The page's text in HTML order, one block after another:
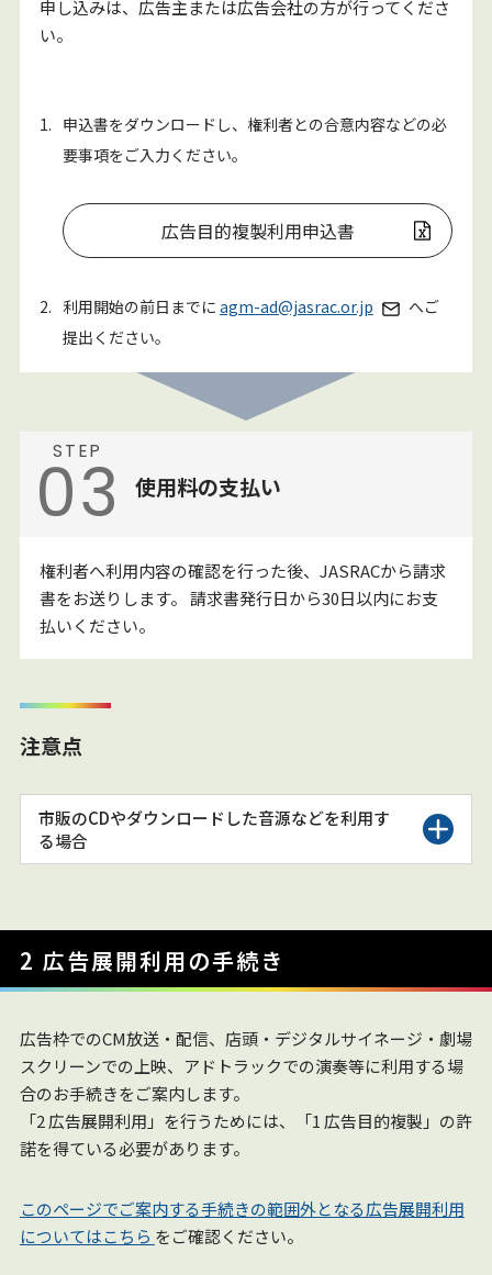
申し込みは、広告主または広告会社の方が行ってくださ
い。
1. 申込書をダウンロードし、権利者との合意内容などの必
要事項をご入力ください。
広告目的複製利用申込書
2. 利用開始の前日までに agm-ad@jasrac.or.jp
へご
提出ください。
STEP
03 使用料の支払い
権利者へ利用内容の確認を行った後、JASRACから請求
書をお送りします。 請求書発行日から30日以内にお支
払いください。
注意点
市販のCDやダウンロードした音源などを利用す
る場合
2 広告展開利用の手続き
広告枠でのCM放送・配信、店頭・デジタルサイネージ・劇場
スクリーンでの上映、アドトラックでの演奏等に利用する場
合のお手続きをご案内します。
「2 広告展開利用」を行うためには、「1 広告目的複製」の許
諾を得ている必要があります。
このページでご案内する手続きの範囲外となる広告展開利用
についてはこちら をご確認ください。